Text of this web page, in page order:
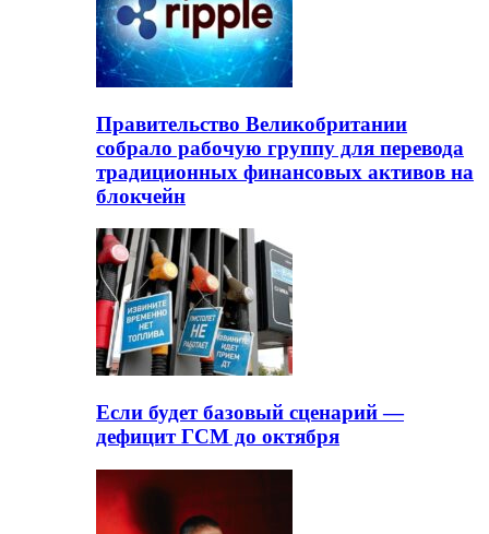
Правительство Великобритании
собрало рабочую группу для перевода
традиционных финансовых активов на
блокчейн
Если будет базовый сценарий —
дефицит ГСМ до октября